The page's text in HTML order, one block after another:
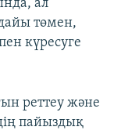
ал
төмен,
күресуге
реттеу және
пайыздық